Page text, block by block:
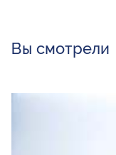
Вы смотрели